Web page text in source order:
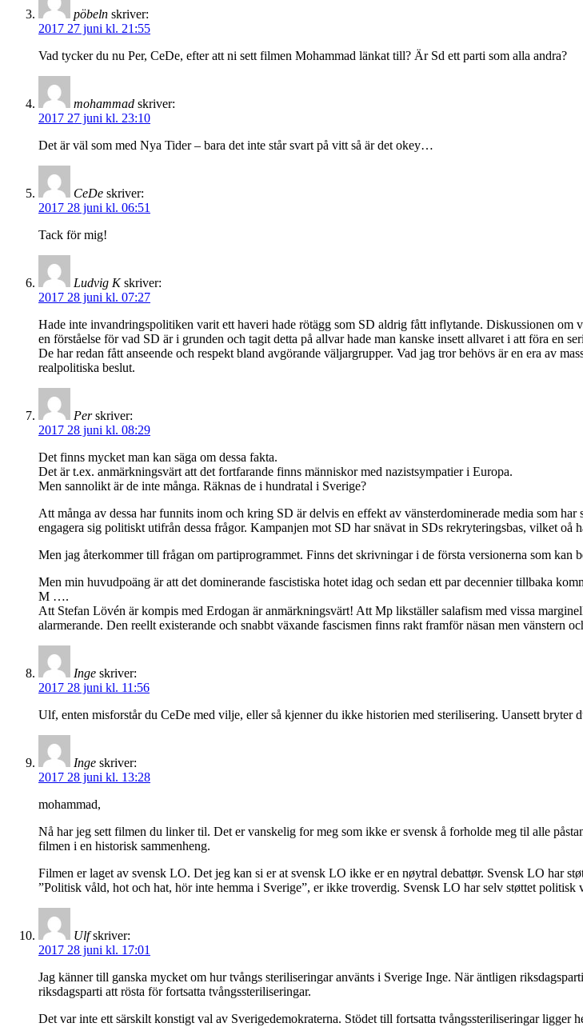
pöbeln skriver:
2017 27 juni kl. 21:55
Vad tycker du nu Per, CeDe, efter att ni sett filmen Mohammad länkat till? Är Sd ett parti som alla andra?
mohammad skriver:
2017 27 juni kl. 23:10
Det är väl som med Nya Tider – bara det inte står svart på vitt så är det okey…
CeDe skriver:
2017 28 juni kl. 06:51
Tack för mig!
Ludvig K skriver:
2017 28 juni kl. 07:27
Hade inte invandringspolitiken varit ett haveri hade rötägg som SD aldrig fått inflytande. Diskussionen
en förståelse för vad SD är i grunden och tagit detta på allvar hade man kanske insett allvaret i att föra en
De har redan fått anseende och respekt bland avgörande väljargrupper. Vad jag tror behövs är en era av
realpolitiska beslut.
Per skriver:
2017 28 juni kl. 08:29
Det finns mycket man kan säga om dessa fakta.
Det är t.ex. anmärkningsvärt att det fortfarande finns människor med nazistsympatier i Europa.
Men sannolikt är de inte många. Räknas de i hundratal i Sverige?
Att många av dessa har funnits inom och kring SD är delvis en effekt av vänsterdominerade media som
engagera sig politiskt utifrån dessa frågor. Kampanjen mot SD har snävat in SDs rekryteringsbas, vilket oå
Men jag återkommer till frågan om partiprogrammet. Finns det skrivningar i de första versionerna som kan
Men min huvudpoäng är att det dominerande fascistiska hotet idag och sedan ett par decennier tillbaka
M ….
Att Stefan Lövén är kompis med Erdogan är anmärkningsvärt! Att Mp likställer salafism med vissa
alarmerande. Den reellt existerande och snabbt växande fascismen finns rakt framför näsan men vänstern
Inge skriver:
2017 28 juni kl. 11:56
Ulf, enten misforstår du CeDe med vilje, eller så kjenner du ikke historien med sterilisering. Uansett bryter
Inge skriver:
2017 28 juni kl. 13:28
mohammad,
Nå har jeg sett filmen du linker til. Det er vanskelig for meg som ikke er svensk å forholde meg til alle
filmen i en historisk sammenheng.
Filmen er laget av svensk LO. Det jeg kan si er at svensk LO ikke er en nøytral debattør. Svensk LO har
”Politisk våld, hot och hat, hör inte hemma i Sverige”, er ikke troverdig. Svensk LO har selv støttet politisk
Ulf skriver:
2017 28 juni kl. 17:01
Jag känner till ganska mycket om hur tvångs steriliseringar använts i Sverige Inge. När äntligen
riksdagsparti att rösta för fortsatta tvångssteriliseringar.
Det var inte ett särskilt konstigt val av Sverigedemokraterna. Stödet till fortsatta tvångssteriliseringar ligger